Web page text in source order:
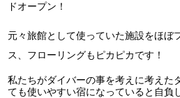
ドオープン！
元々旅館として使っていた施設をほぼ
ス、フローリングもピカピカです！
私たちがダイバーの事を考えに考えた
ても使いやすい宿になっていると自負